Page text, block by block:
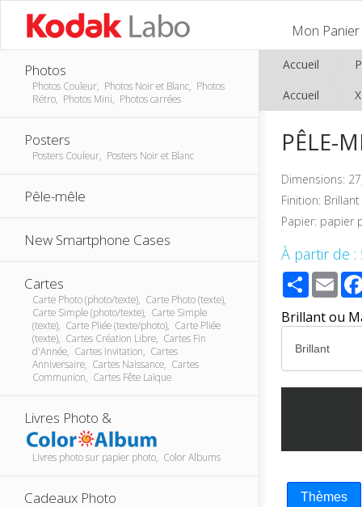
Mon Panier
Photos
Photos Couleur, Photos Noir et Blanc, Photos
Rétro, Photos Mini, Photos carrées
Posters
Posters Couleur, Posters Noir et Blanc
Pêle-mêle
New Smartphone Cases
Cartes
Carte Photo (photo/texte), Carte Photo (texte),
Carte Simple (photo/texte), Carte Simple
(texte), Carte Pliée (texte/photo), Carte Pliée
(texte), Cartes Création Libre, Cartes Fin
d'Année, Cartes Invitation, Cartes
Anniversaire, Cartes Naissance, Cartes
Communion, Cartes Fête Laïque
Livres Photo &
Livres photo sur papier photo, Color Albums
Cadeaux Photo
Accueil
Accueil
PÊLE-
Dimensions:
Finition:
Papier: papier
À partir de :
Share
Brillant ou
Thèmes